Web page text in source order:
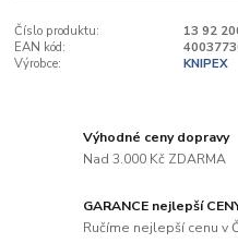
Číslo produktu:
13 92
EAN kód:
Výrobce:
KNIPEX
Výhodné ceny dopravy
Nad 3.000 Kč ZDARMA
GARANCE nejlepší
Ručíme nejlepší cenu v